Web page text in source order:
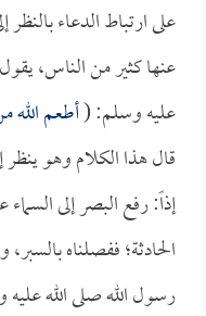
على ارتباط الدعاء
عنها كثير من الناس، يقول
عليه وسلم: (أطعم
قال هذا الكلام وهو ينظر
إذاً: رفع البصر إلى
الحادثة؛ ففصلناه
رسول الله صلى الله